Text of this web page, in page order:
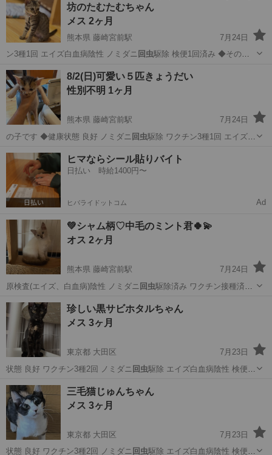
坊のたむたむちゃん
メス 2ヶ月
熊本県 藤崎宮前駅
7月24日
ン3種1回 エイズ白血病陰性 ノミダニ 回虫駆除 検便1回済み ◆その他
熊本 熊本市 藤崎宮前駅 猫 シェルター
8/2(日)可愛い５匹きょうだい
性別不明 1ヶ月
熊本県 藤崎宮前駅
7月24日
の子です ◆健康状態 良好 ノミダニ 回虫駆除 ワクチン3種1回 エイズ白
熊本 熊本市 藤崎宮前駅 猫 シェルター
ヒマならシール貼りバイト
日払い 時給1400円〜
ヒバライドットコム Ad
💚シャム柄♡中毛のミント君🍀💫
オス 2ヶ月
熊本県 藤崎宮前駅
7月24日
原検査(エイズ、白血病)陰性 ノミダニ 回虫駆除済み ワクチン接種済み
熊本 熊本市 藤崎宮前駅 猫
珍しい黒サビホタルちゃん
メス 3ヶ月
東京都 大田区
7月23日
状態 良好 ワクチン3種2回 ノミダニ 回虫駆除 エイズ白血病陰性 検便済
東京 大田区 猫
三毛猫じゅんちゃん
メス 3ヶ月
東京都 大田区
7月23日
状態 良好 ワクチン3種2回 ノミダニ 回虫駆除 エイズ白血病陰性 検便済